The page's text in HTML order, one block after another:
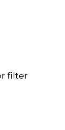
filter